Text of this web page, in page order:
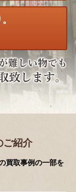
ご紹介
買取事例の一部を